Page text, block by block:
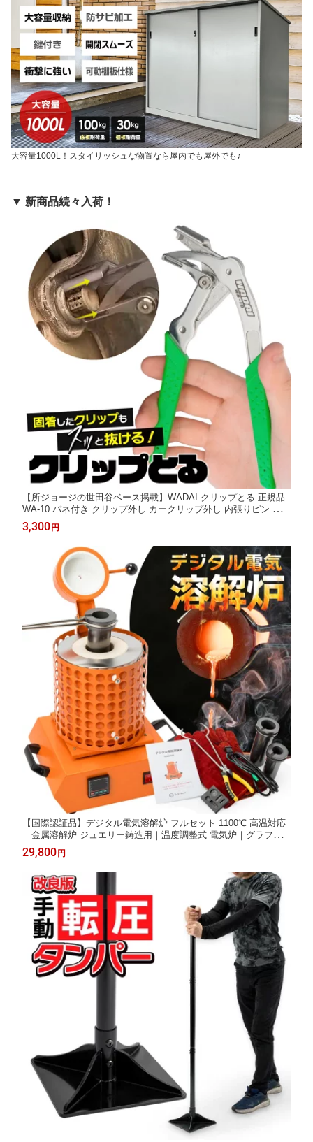
大容量1000L！スタイリッシュな物置なら屋内でも屋外でも♪
▼ 新商品続々入荷！
【所ジョージの世田谷ベース掲載】WADAI クリップとる 正規品
WA-10 バネ付き クリップ外し カークリップ外し 内張りピン 取り
外し工具 ステンレス 錆びない 【実用新案申請済】【特許申請
済】 | 固着したクリップも簡単にとれる
3,300円
【国際認証品】デジタル電気溶解炉 フルセット 1100℃ 高温対応
｜金属溶解炉 ジュエリー鋳造用｜温度調整式 電気炉｜グラファ
イト坩堝付き｜金・銀・銅・アルミ・スクラップ対応
29,800円